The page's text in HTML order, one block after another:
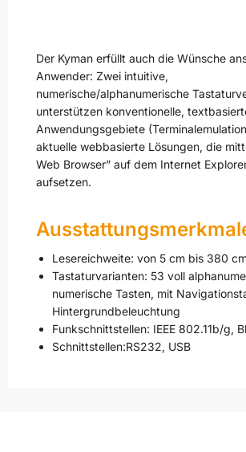
Der Kyman erfüllt auch die Wünsche
Anwender: Zwei intuitive,
numerische/alphanumerische
unterstützen konventionelle,
Anwendungsgebiete
aktuelle webbasierte Lösungen, die
Web Browser” auf dem Internet
aufsetzen.
Lesereichweite: von 5 cm bis 380
Tastaturvarianten: 53 voll
numerische Tasten, mit
Hintergrundbeleuchtung
Funkschnittstellen: IEEE 802.11b/g,
Schnittstellen:RS232, USB